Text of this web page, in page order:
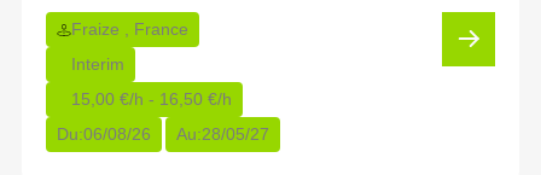
Fraize , France
Interim
15,00 €/h - 16,50 €/h
Du:06/08/26 Au:28/05/27